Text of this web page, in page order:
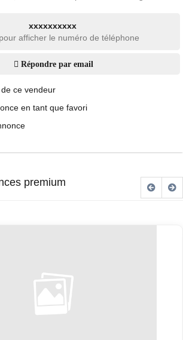
xxxxxxxxxx
afficher le numéro de téléphone
Répondre par email
ce vendeur
en tant que favori
premium